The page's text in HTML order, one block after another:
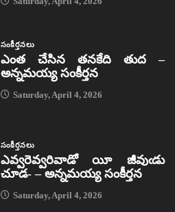
సంకీర్తనలు
ఎంత చేసిన తనకేది తుద –
అన్నమయ్య సంకీర్తన
Saturday, April 4, 2026
సంకీర్తనలు
ఎవ్వరెవ్వరివాడో యీ జీవుఁడు
చూడ- – అన్నమయ్య సంకీర్తన
Saturday, April 4, 2026